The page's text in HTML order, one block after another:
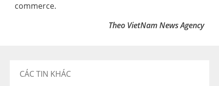
CÁC TIN KHÁC
commerce.
Theo VietNam News Agency